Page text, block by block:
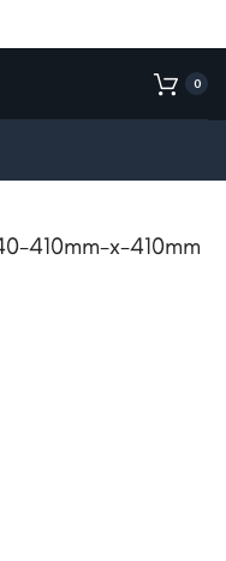
0
410mm-x-410mm